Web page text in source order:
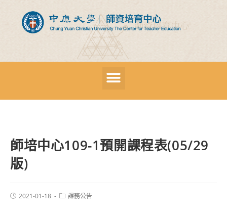
師培中心109-1預開課程表(05/29
版)
2021-01-18 課務公告